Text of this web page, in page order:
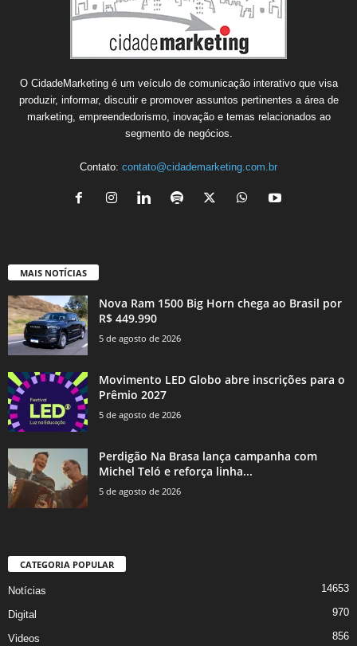
O CidadeMarketing é um veículo de comunicação interativo que visa
produzir, informar, discutir e promover assuntos pertinentes a área de
marketing, empreendedorismo, inovação e temas relacionados ao
segmento de negócios.
Contato: contato@cidademarketing.com.br
MAIS NOTÍCIAS
Nova Ram 1500 Big Horn chega ao Brasil por
R$ 449.990
5 de agosto de 2026
Movimento LED Globo abre inscrições para o
Prêmio 2027
5 de agosto de 2026
Perdigão Na Brasa lança campanha com
Michel Teló e reforça linha...
5 de agosto de 2026
CATEGORIA POPULAR
Notícias 14653
Digital 970
Videos 856